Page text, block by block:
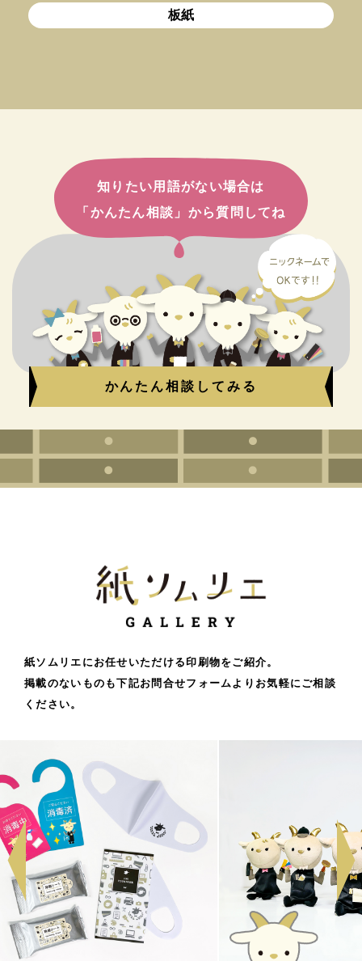
板紙
知りたい用語がない場合は
「かんたん相談」から質問してね
かんたん相談してみる
紙ソムリエにお任せいただける印刷物をご紹介。
掲載のないものも下記お問合せフォームよりお気軽にご相談
ください。